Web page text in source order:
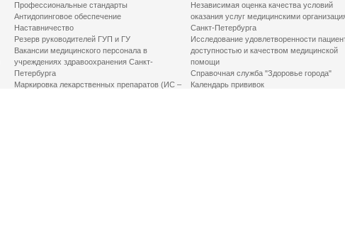
Профессиональные стандарты
Антидопинговое обеспечение
Наставничество
Резерв руководителей ГУП и ГУ
Вакансии медицинского персонала в
учреждениях здравоохранения Санкт-
Петербурга
Маркировка лекарственных препаратов (ИС –
Независимая оценка качества условий
оказания услуг медицинскими
Санкт-Петербурга
Исследование удовлетворенности
доступностью и качеством медицинской
помощи
Справочная служба "Здоровье города"
Календарь прививок